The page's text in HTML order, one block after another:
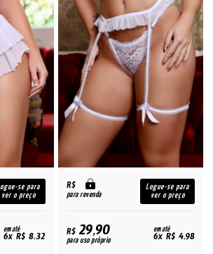
se para
ver o preço
em até
6x R$ 8,32
R$
para revenda
Logue-se para
ver o preço
R$29,90
para uso próprio
em até
6x R$ 4,98